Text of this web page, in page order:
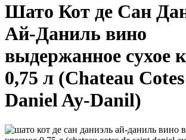
Шато Кот де Сан
Ай-Даниль вино
выдержанное сухое
0,75 л (Chateau
Daniel Ay-Danil)